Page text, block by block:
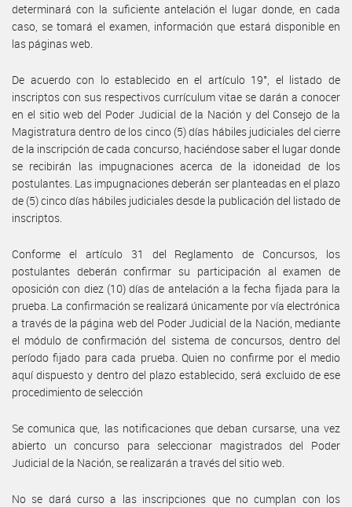
determinará con la suficiente antelación el lugar donde, en cada
caso, se tomará el examen, información que estará disponible en
las páginas web.
De acuerdo con lo establecido en el artículo 19°, el listado de
inscriptos con sus respectivos currículum vitae se darán a conocer
en el sitio web del Poder Judicial de la Nación y del Consejo de la
Magistratura dentro de los cinco (5) días hábiles judiciales del cierre
de la inscripción de cada concurso, haciéndose saber el lugar donde
se recibirán las impugnaciones acerca de la idoneidad de los
postulantes. Las impugnaciones deberán ser planteadas en el plazo
de (5) cinco días hábiles judiciales desde la publicación del listado de
inscriptos.
Conforme el artículo 31 del Reglamento de Concursos, los
postulantes deberán confirmar su participación al examen de
oposición con diez (10) días de antelación a la fecha fijada para la
prueba. La confirmación se realizará únicamente por vía electrónica
a través de la página web del Poder Judicial de la Nación, mediante
el módulo de confirmación del sistema de concursos, dentro del
período fijado para cada prueba. Quien no confirme por el medio
aquí dispuesto y dentro del plazo establecido, será excluido de ese
procedimiento de selección
Se comunica que, las notificaciones que deban cursarse, una vez
abierto un concurso para seleccionar magistrados del Poder
Judicial de la Nación, se realizarán a través del sitio web.
No se dará curso a las inscripciones que no cumplan con los